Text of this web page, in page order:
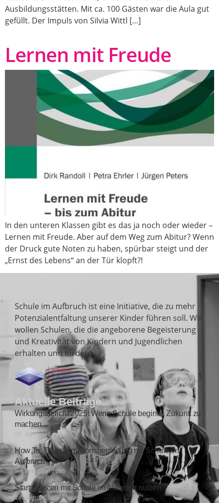
Ausbildungsstätten. Mit ca. 100 Gästen war die Aula gut
gefüllt. Der Impuls von Silvia Wittl […]
Lernen mit Freude
In den unteren Klassen gibt es das ja noch oder wieder –
Lernen mit Freude. Aber auf dem Weg zum Abitur? Wenn
der Druck gute Noten zu haben, spürbar steigt und der
„Ernst des Lebens“ an der Tür klopft?!
Schule im Aufbruch ist eine Initiative, die zu mehr
Potenzialentfaltung unserer Kinder führen soll. Wir
wollen Schulen, die die angeborene Begeisterung
und Kreativität von Kindern und Jugendlichen
erhalten und fördern.
Aktuelle Beiträge
Wirkungsbericht 2025: Wenn Schule beginnt, Zukunft zu
machen
25. Juni 2026
How To: Transformationsbegleitung mit Schule im
Aufbruch
9. September 2025
Startchancen mit Schule im Aufbruch nutzen
14. August 2025